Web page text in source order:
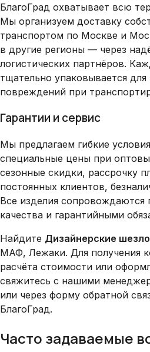
БлагоГрад охватывает всю
Мы организуем доставку
транспортом по Москве и
в другие регионы — через
логистических партнёров.
тщательно упаковывается
повреждений при
Гарантии и сервис
Мы предлагаем гибкие
специальные цены при
сезонные скидки, рассрочку
постоянных клиентов,
Все изделия сопровождаются
качества и гарантийными
Найдите Дизайнерские
МАФ, Лежаки. Для получения
расчёта стоимости или
свяжитесь с нашими
или через форму обратной
БлагоГрад.
Часто задаваемые